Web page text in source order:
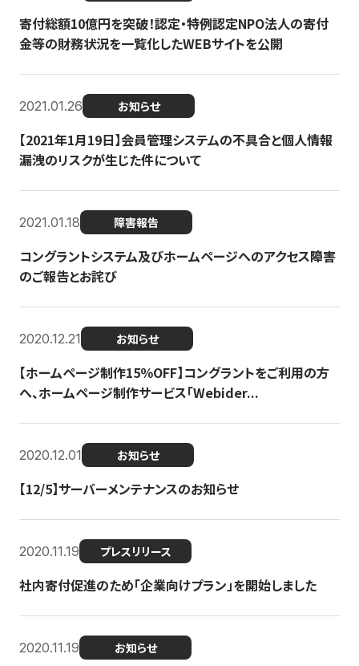
寄付総額10億円を突破！認定・特例認定NPO法人の寄付
金等の財務状況を一覧化したWEBサイトを公開
2021.01.26 お知らせ
【2021年1月19日】会員管理システムの不具合と個人情報
漏洩のリスクが生じた件について
2021.01.18 障害報告
コングラントシステム及びホームページへのアクセス障害
のご報告とお詫び
2020.12.21 お知らせ
【ホームページ制作15％OFF】コングラントをご利用の方
へ、ホームページ制作サービス「Webider...
2020.12.01 お知らせ
【12/5】サーバーメンテナンスのお知らせ
2020.11.19 プレスリリース
社内寄付促進のため「企業向けプラン」を開始しました
2020.11.19 お知らせ